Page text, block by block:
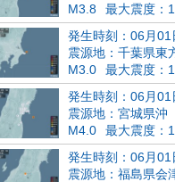
M3.8
最大震度：1
発生時刻：06月
震源地：千葉県東
M3.0
最大震度：1
発生時刻：06月
震源地：宮城県沖
M4.0
最大震度：1
発生時刻：06月
震源地：福島県会